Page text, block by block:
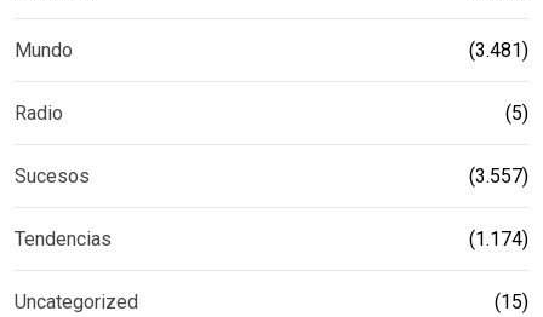
Mundo (3.481)
Radio (5)
Sucesos (3.557)
Tendencias (1.174)
Uncategorized (15)